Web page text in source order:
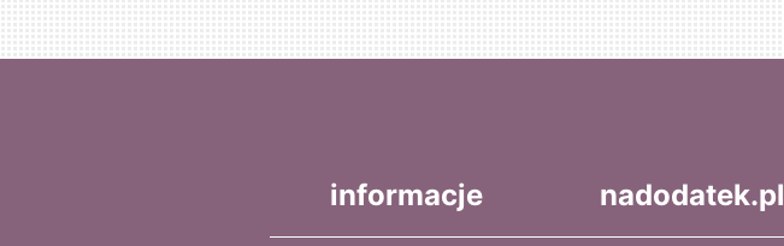
informacje nadodatek.pl